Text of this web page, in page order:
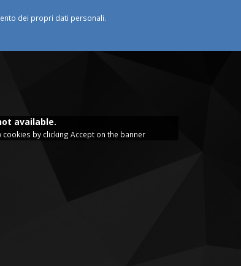
dei propri dati personali.
available.
cookies by clicking Accept on the banner